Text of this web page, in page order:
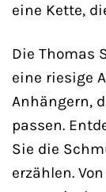
eine Kette,
Die Thomas
eine riesige
Anhängern,
passen.
Sie die
erzählen.